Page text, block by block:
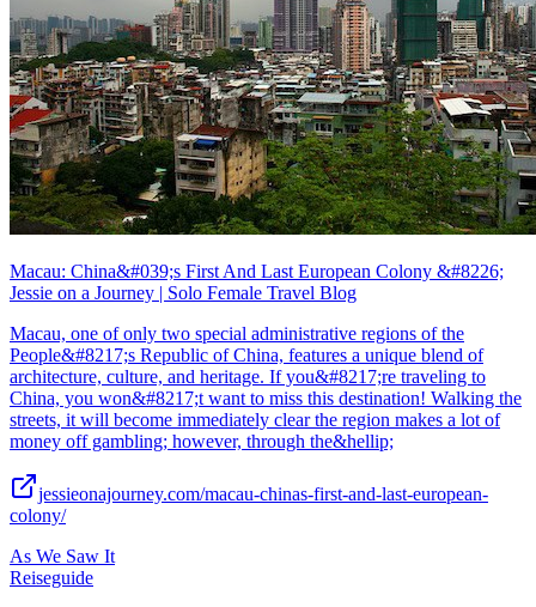
Macau: China&#039;s First And Last European Colony &#8226;
Jessie on a Journey | Solo Female Travel Blog
Macau, one of only two special administrative regions of the
People&#8217;s Republic of China, features a unique blend of
architecture, culture, and heritage. If you&#8217;re traveling to
China, you won&#8217;t want to miss this destination! Walking the
streets, it will become immediately clear the region makes a lot of
money off gambling; however, through the&hellip;
jessieonajourney.com/macau-chinas-first-and-last-european-
colony/
As We Saw It
Reiseguide